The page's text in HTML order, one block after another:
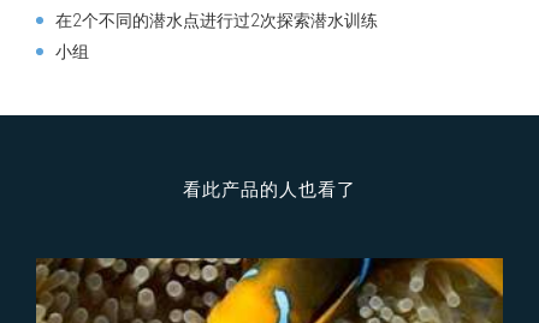
在2个不同的潜水点进行过2次探索潜水训练
小组
看此产品的人也看了